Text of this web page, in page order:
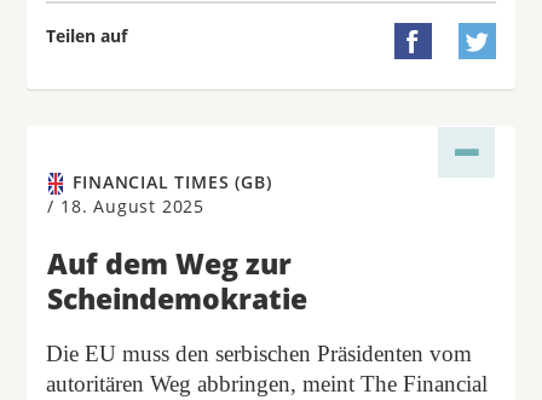
Teilen auf  
FINANCIAL TIMES (GB)
/ 18. August 2025
Auf dem Weg zur
Scheindemokratie
Die EU muss den serbischen Präsidenten vom
autoritären Weg abbringen, meint The Financial